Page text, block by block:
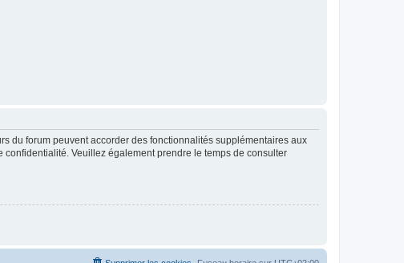
du forum peuvent accorder des fonctionnalités supplémentaires aux
Veuillez également prendre le temps de consulter